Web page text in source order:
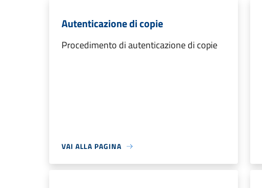
Autenticazione di copie
Procedimento di autenticazione di copie
VAI ALLA PAGINA